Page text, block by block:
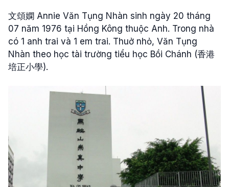
文頌嫻 Annie Văn Tụng Nhàn sinh ngày 20 tháng
07 năm 1976 tại Hồng Kông thuộc Anh. Trong nhà
có 1 anh trai và 1 em trai. Thuở nhỏ, Văn Tụng
Nhàn theo học tài trường tiểu học Bồi Chánh (香港
培正小學).